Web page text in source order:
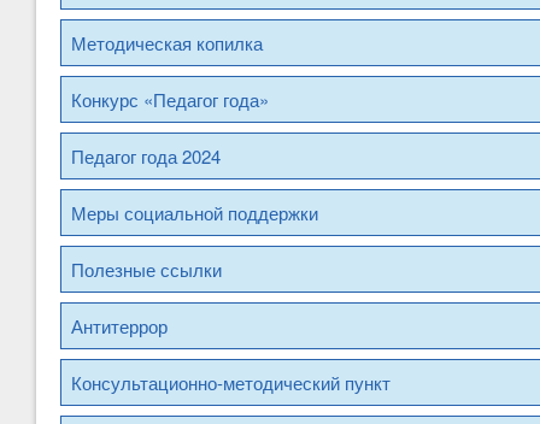
Методическая копилка
Конкурс «Педагог года»
Педагог года 2024
Меры социальной поддержки
Полезные ссылки
Антитеррор
Консультационно-методический пункт